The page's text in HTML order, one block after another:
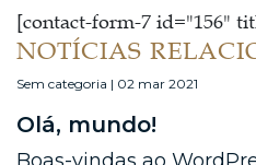
[contact-form-7 id="156"
NOTÍCIAS
Sem categoria | 02 mar 2021
Olá, mundo!